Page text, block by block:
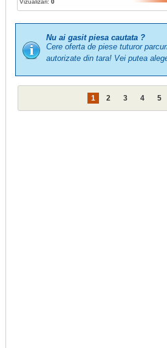
Nu ai gasit piesa cautata ?
Cere oferta de piese tuturor
autorizate din tara! Vei putea
1 2 3 4 5